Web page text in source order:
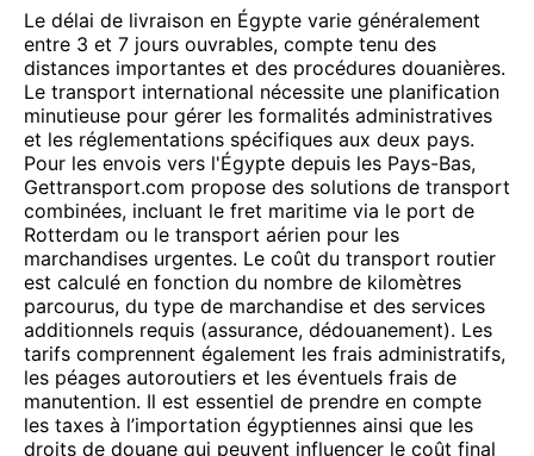
Le délai de livraison en Égypte varie généralement
entre 3 et 7 jours ouvrables, compte tenu des
distances importantes et des procédures douanières.
Le transport international nécessite une planification
minutieuse pour gérer les formalités administratives
et les réglementations spécifiques aux deux pays.
Pour les envois vers l'Égypte depuis les Pays-Bas,
Gettransport.com propose des solutions de transport
combinées, incluant le fret maritime via le port de
Rotterdam ou le transport aérien pour les
marchandises urgentes. Le coût du transport routier
est calculé en fonction du nombre de kilomètres
parcourus, du type de marchandise et des services
additionnels requis (assurance, dédouanement). Les
tarifs comprennent également les frais administratifs,
les péages autoroutiers et les éventuels frais de
manutention. Il est essentiel de prendre en compte
les taxes à l’importation égyptiennes ainsi que les
droits de douane qui peuvent influencer le coût final